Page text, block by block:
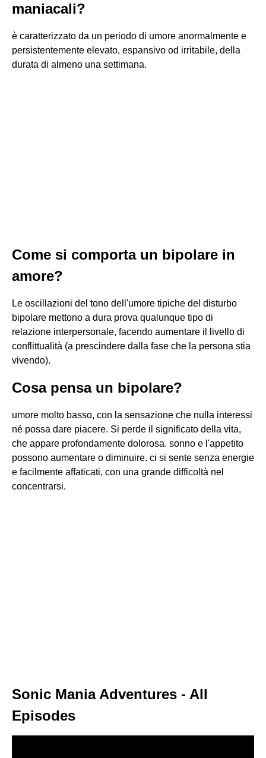
maniacali?
è caratterizzato da un periodo di umore anormalmente e
persistentemente elevato, espansivo od irritabile, della
durata di almeno una settimana.
Come si comporta un bipolare in
amore?
Le oscillazioni del tono dell'umore tipiche del disturbo
bipolare mettono a dura prova qualunque tipo di
relazione interpersonale, facendo aumentare il livello di
conflittualità (a prescindere dalla fase che la persona stia
vivendo).
Cosa pensa un bipolare?
umore molto basso, con la sensazione che nulla interessi
né possa dare piacere. Si perde il significato della vita,
che appare profondamente dolorosa. sonno e l'appetito
possono aumentare o diminuire. ci si sente senza energie
e facilmente affaticati, con una grande difficoltà nel
concentrarsi.
Sonic Mania Adventures - All
Episodes